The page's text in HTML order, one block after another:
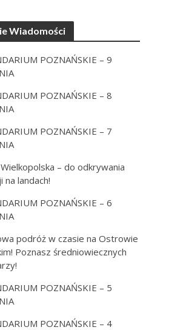
Wiadomości
POZNAŃSKIE – 9
POZNAŃSKIE – 8
POZNAŃSKIE – 7
– do odkrywania
na landach!
POZNAŃSKIE – 6
podróż w czasie na Ostrowie
Poznasz średniowiecznych
POZNAŃSKIE – 5
POZNAŃSKIE – 4